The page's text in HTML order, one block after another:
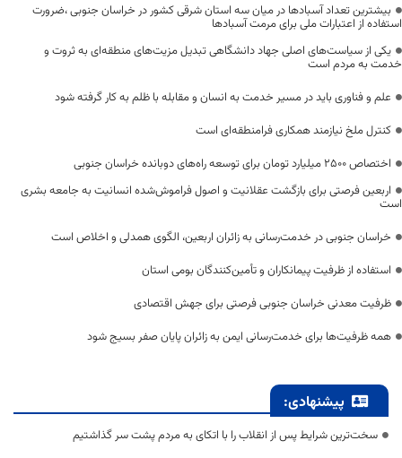
بیشترین تعداد آسبادها در میان سه استان شرقی کشور در خراسان جنوبی ،ضرورت
استفاده از اعتبارات ملی برای مرمت آسبادها
یکی از سیاست‌های اصلی جهاد دانشگاهی تبدیل مزیت‌های منطقه‌ای به ثروت و
خدمت به مردم است
علم و فناوری باید در مسیر خدمت به انسان و مقابله با ظلم به کار گرفته شود
کنترل ملخ نیازمند همکاری فرامنطقه‌ای است
اختصاص 2500 میلیارد تومان برای توسعه راه‌های دوبانده خراسان جنوبی
اربعین فرصتی برای بازگشت عقلانیت و اصول فراموش‌شده انسانیت به جامعه بشری
است
خراسان جنوبی در خدمت‌رسانی به زائران اربعین، الگوی همدلی و اخلاص است
استفاده از ظرفیت پیمانکاران و تأمین‌کنندگان بومی استان
ظرفیت معدنی خراسان جنوبی فرصتی برای جهش اقتصادی
همه ظرفیت‌ها برای خدمت‌رسانی ایمن به زائران پایان صفر بسیج شود
پیشنهادی:
سخت‌ترین شرایط پس از انقلاب را با اتکای به مردم پشت سر گذاشتیم